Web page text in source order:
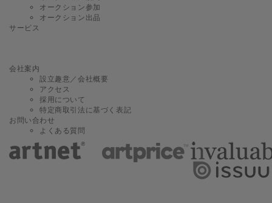
オークション参加
オークション出品
サービス
会社案内
設立趣意／会社概要
アクセス
採用について
特定商取引法に基づく表記
お問い合わせ
よくある質問